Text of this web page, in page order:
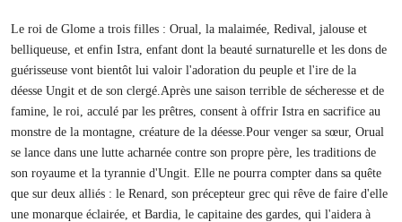
Le roi de Glome a trois filles : Orual, la malaimée, Redival, jalouse et
belliqueuse, et enfin Istra, enfant dont la beauté surnaturelle et les dons de
guérisseuse vont bientôt lui valoir l'adoration du peuple et l'ire de la
déesse Ungit et de son clergé.Après une saison terrible de sécheresse et de
famine, le roi, acculé par les prêtres, consent à offrir Istra en sacrifice au
monstre de la montagne, créature de la déesse.Pour venger sa sœur, Orual
se lance dans une lutte acharnée contre son propre père, les traditions de
son royaume et la tyrannie d'Ungit. Elle ne pourra compter dans sa quête
que sur deux alliés : le Renard, son précepteur grec qui rêve de faire d'elle
une monarque éclairée, et Bardia, le capitaine des gardes, qui l'aidera à